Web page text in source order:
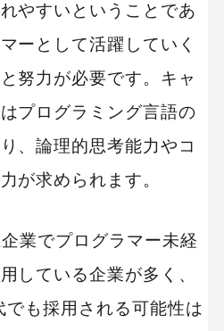
るには？
｜インターノウス株式会社
ウズウズ
会社NSP
｜グルーヴ・ギア株式会社
やすいということであ
ーとして活躍していく
努力が必要です。キャ
プログラミング言語の
、論理的思考能力やコ
が求められます。
業でプログラマー未経
している企業が多く、
も採用される可能性は